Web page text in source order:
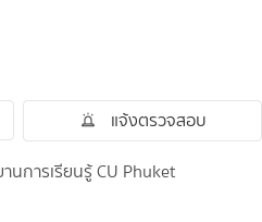
แจ้งตรวจสอบ